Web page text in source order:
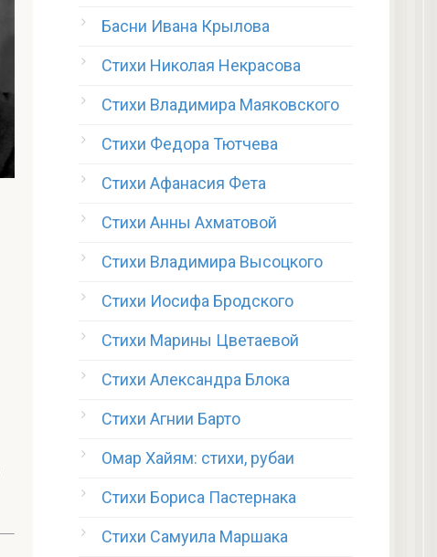
Басни Ивана Крылова
Стихи Николая Некрасова
Стихи Владимира Маяковского
Стихи Федора Тютчева
Стихи Афанасия Фета
Стихи Анны Ахматовой
Стихи Владимира Высоцкого
Стихи Иосифа Бродского
Стихи Марины Цветаевой
Стихи Александра Блока
Стихи Агнии Барто
Омар Хайям: стихи, рубаи
Стихи Бориса Пастернака
Стихи Самуила Маршака